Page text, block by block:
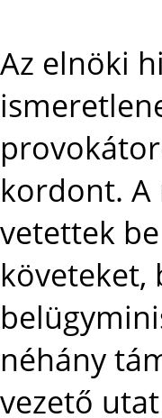
Az elnöki
kordont.
vetettek
néhány
vezető